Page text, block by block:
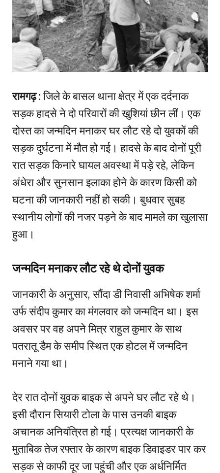
रामगढ़: जिले के बासल थाना क्षेत्र में एक दर्दनाक
सड़क हादसे ने दो परिवारों की खुशियां छीन लीं। एक
दोस्त का जन्मदिन मनाकर घर लौट रहे दो युवकों की
सड़क दुर्घटना में मौत हो गई। हादसे के बाद दोनों पूरी
रात सड़क किनारे घायल अवस्था में पड़े रहे, लेकिन
अंधेरा और सुनसान इलाका होने के कारण किसी को
घटना की जानकारी नहीं हो सकी। बुधवार सुबह
स्थानीय लोगों की नजर पड़ने के बाद मामले का खुलासा
हुआ।
जन्मदिन मनाकर लौट रहे थे दोनों युवक
जानकारी के अनुसार, सौंदा डी निवासी अभिषेक शर्मा
उर्फ संदीप कुमार का मंगलवार को जन्मदिन था। इस
अवसर पर वह अपने मित्र राहुल कुमार के साथ
पतरातू डैम के समीप स्थित एक होटल में जन्मदिन
मनाने गया था।
देर रात दोनों युवक बाइक से अपने घर लौट रहे थे।
इसी दौरान सियारी टोला के पास उनकी बाइक
अचानक अनियंत्रित हो गई। प्रत्यक्ष जानकारी के
मुताबिक तेज रफ्तार के कारण बाइक डिवाइडर पार कर
सड़क से काफी दूर जा पहुंची और एक अर्धनिर्मित